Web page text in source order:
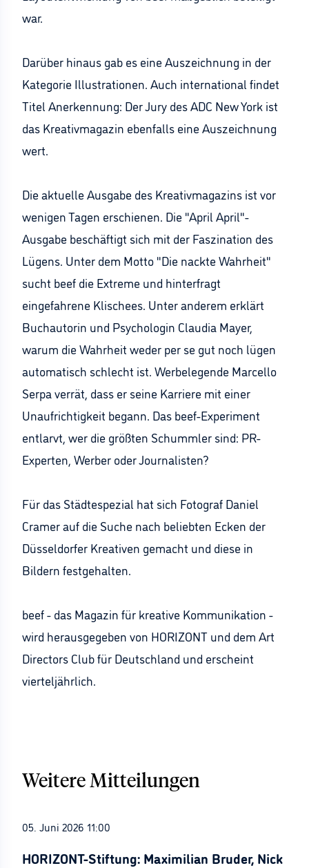
war.
Darüber hinaus gab es eine Auszeichnung in der
Kategorie Illustrationen. Auch international findet
Titel Anerkennung: Der Jury des ADC New York ist
das Kreativmagazin ebenfalls eine Auszeichnung
wert.
Die aktuelle Ausgabe des Kreativmagazins ist vor
wenigen Tagen erschienen. Die "April April"-
Ausgabe beschäftigt sich mit der Faszination des
Lügens. Unter dem Motto "Die nackte Wahrheit"
sucht beef die Extreme und hinterfragt
eingefahrene Klischees. Unter anderem erklärt
Buchautorin und Psychologin Claudia Mayer,
warum die Wahrheit weder per se gut noch lügen
automatisch schlecht ist. Werbelegende Marcello
Serpa verrät, dass er seine Karriere mit einer
Unaufrichtigkeit begann. Das beef-Experiment
entlarvt, wer die größten Schummler sind: PR-
Experten, Werber oder Journalisten?
Für das Städtespezial hat sich Fotograf Daniel
Cramer auf die Suche nach beliebten Ecken der
Düsseldorfer Kreativen gemacht und diese in
Bildern festgehalten.
beef - das Magazin für kreative Kommunikation -
wird herausgegeben von HORIZONT und dem Art
Directors Club für Deutschland und erscheint
vierteljährlich.
Weitere Mitteilungen
05. Juni 2026 11:00
HORIZONT-Stiftung: Maximilian Bruder, Nick